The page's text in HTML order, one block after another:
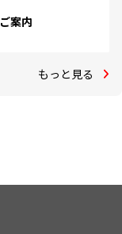
案内
もっと見る